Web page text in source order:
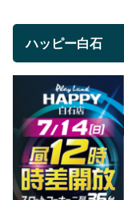
ハッピー白石